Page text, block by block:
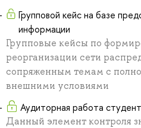
Групповой кейс на базе
информации
Групповые кейсы по
реорганизации сети
сопряженным темам с
внешними условиями
Аудиторная работа
Данный элемент контроля